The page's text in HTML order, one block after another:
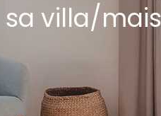
villa/